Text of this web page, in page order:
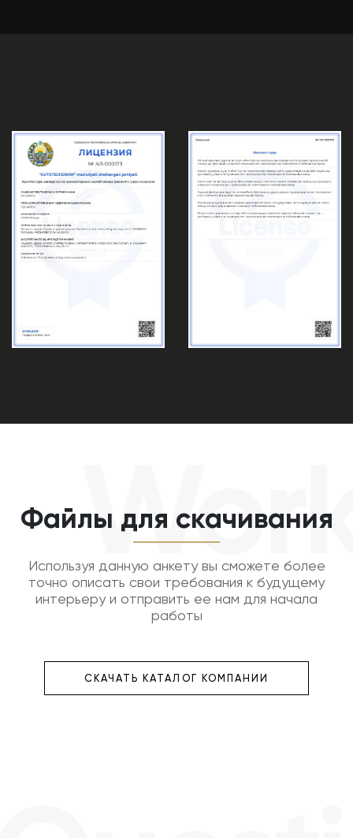
Файлы для скачивания
Используя данную анкету вы сможете более
точно описать свои требования к будущему
интерьеру и отправить ее нам для начала
работы
СКАЧАТЬ КАТАЛОГ КОМПАНИИ